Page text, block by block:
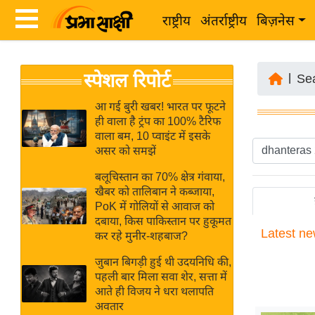
राष्ट्रीय अंतर्राष्ट्रीय बिज़नेस
News
Hindi
Live
News in
Hindi
ख
ब
र
अंतर्राष्ट्रीय
बिज़नेस
विशेषज्ञ
राय
स्पेशल रिपोर्ट
आ गई बुरी खबर! भारत पर फूटने
ही वाला है ट्रंप का 100% टैरिफ
वाला बम, 10 प्वाइंट में इसके
असर को समझें
बलूचिस्तान का 70% क्षेत्र गंवाया,
खैबर को तालिबान ने कब्जाया,
PoK में गोलियों से आवाज को
दबाया, किस पाकिस्तान पर हुकूमत
कर रहे मुनीर-शहबाज?
जुबान बिगड़ी हुई थी उदयनिधि की,
पहली बार मिला सवा शेर, सत्ता में
आते ही विजय ने धरा थलापति
अवतार
Latest